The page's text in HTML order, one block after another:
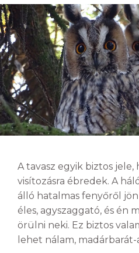
A tavasz egyik biztos
visítozásra ébredek. A
álló hatalmas fenyőről
éles, agyszaggató, és én
örülni neki. Ez biztos
lehet nálam,